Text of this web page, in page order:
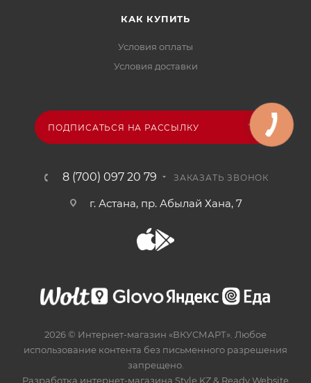
КАК КУПИТЬ
Условия оплаты
Условия доставки
ПОДПИСАТЬСЯ НА РАССЫЛКУ
8 (700) 097 20 79 ЗАКАЗАТЬ ЗВОНОК
г. Астана, пр. Абылай Хана, 7
2026 © Интернет-магазин «ВКУСМАРТ». Любое
использование контента без письменного разрешения
запрещено.
Разработка интернет-магазина Style.KZ& Ready.Website